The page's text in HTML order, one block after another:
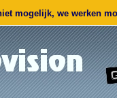
mogelijk, we werken